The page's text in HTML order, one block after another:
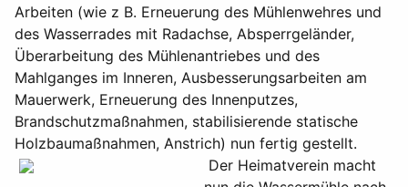
Arbeiten (wie z B. Erneuerung des Mühlenwehres und
des Wasserrades mit Radachse, Absperrgeländer,
Überarbeitung des Mühlenantriebes und des
Mahlganges im Inneren, Ausbesserungsarbeiten am
Mauerwerk, Erneuerung des Innenputzes,
Brandschutzmaßnahmen, stabilisierende statische
Holzbaumaßnahmen, Anstrich) nun fertig gestellt.
Der Heimatverein macht